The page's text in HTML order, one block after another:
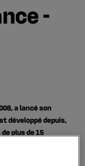
-
a lancé son
développé depuis,
plus de 15